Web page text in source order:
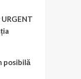
posibilă